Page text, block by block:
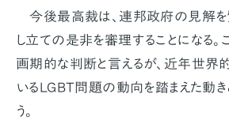
今後最高裁は、連邦政府の見解を
し立ての是非を審理することになる。
画期的な判断と言えるが、近年世界
いるLGBT問題の動向を踏まえた動き
う。